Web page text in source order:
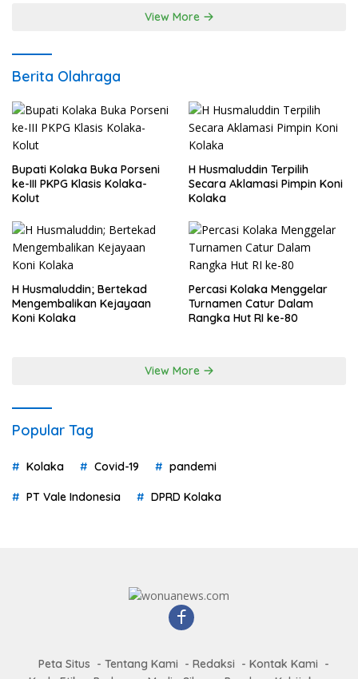
View More
Berita Olahraga
Bupati Kolaka Buka Porseni
ke-III PKPG Klasis Kolaka-
Kolut
H Husmaluddin Terpilih
Secara Aklamasi Pimpin Koni
Kolaka
H Husmaluddin; Bertekad
Mengembalikan Kejayaan
Koni Kolaka
Percasi Kolaka Menggelar
Turnamen Catur Dalam
Rangka Hut RI ke-80
View More
Popular Tag
Kolaka Covid-19 pandemi
PT Vale Indonesia DPRD Kolaka
Peta Situs Tentang Kami Redaksi
Kontak Kami